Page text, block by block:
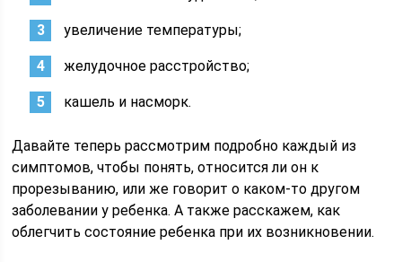
увеличение температуры;
желудочное расстройство;
кашель и насморк.
Давайте теперь рассмотрим подробно каждый из
симптомов, чтобы понять, относится ли он к
прорезыванию, или же говорит о каком-то другом
заболевании у ребенка. А также расскажем, как
облегчить состояние ребенка при их возникновении.